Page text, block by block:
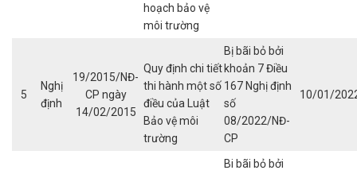
hoạch bảo vệ
môi trường
5
Nghị
định
19/2015/NĐ-
CP ngày
14/02/2015
Quy định chi tiết
thi hành một số
điều của Luật
Bảo vệ môi
trường
Bị bãi bỏ bởi
khoản 7 Điều
167 Nghị định
số
08/2022/NĐ-
CP
10/01/
Bi bãi bỏ bởi